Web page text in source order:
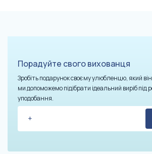
Порадуйте свого вихованця
Зробіть подарунок своєму улюбленцю, який
ми допоможемо підібрати ідеальний виріб під
уподобання.